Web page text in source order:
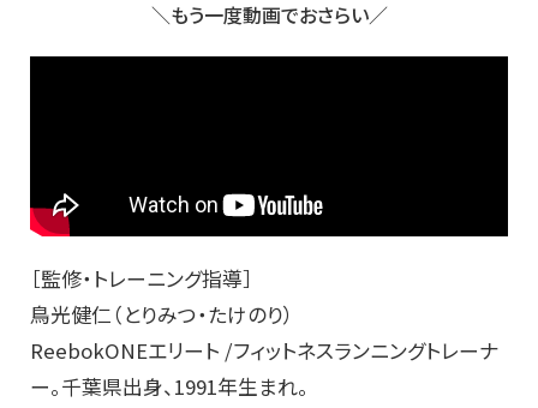
＼もう一度動画でおさらい／
［監修・トレーニング指導］
鳥光健仁（とりみつ・たけのり）
ReebokONEエリート /フィットネスランニングトレーナ
ー。千葉県出身、1991年生まれ。